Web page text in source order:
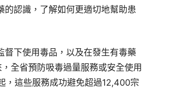
認識，了解如何更適切地幫助患
下使用毒品，以及在發生有毒藥
全省預防吸毒過量服務或安全使用
，這些服務成功避免超過12,400宗